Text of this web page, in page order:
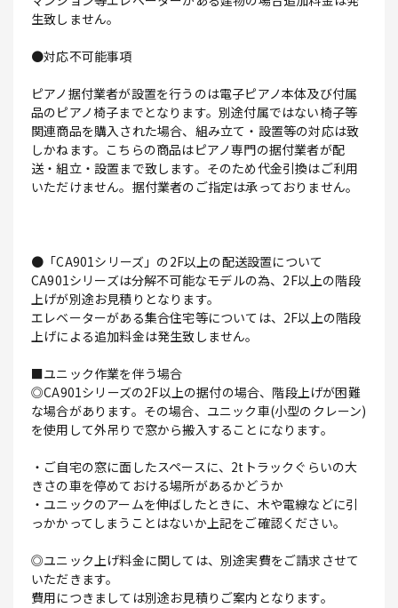
生致しません。
●対応不可能事項
ピアノ据付業者が設置を行うのは電子ピアノ本体及び付属
品のピアノ椅子までとなります。別途付属ではない椅子等
関連商品を購入された場合、組み立て・設置等の対応は致
しかねます。こちらの商品はピアノ専門の据付業者が配
送・組立・設置まで致します。そのため代金引換はご利用
いただけません。据付業者のご指定は承っておりません。
●「CA901シリーズ」の2F以上の配送設置について
CA901シリーズは分解不可能なモデルの為、2F以上の階段
上げが別途お見積りとなります。
エレベーターがある集合住宅等については、2F以上の階段
上げによる追加料金は発生致しません。
■ユニック作業を伴う場合
◎CA901シリーズの2F以上の据付の場合、階段上げが困難
な場合があります。その場合、ユニック車(小型のクレーン)
を使用して外吊りで窓から搬入することになります。
・ご自宅の窓に面したスペースに、2tトラックぐらいの大
きさの車を停めておける場所があるかどうか
・ユニックのアームを伸ばしたときに、木や電線などに引
っかかってしまうことはないか上記をご確認ください。
◎ユニック上げ料金に関しては、別途実費をご請求させて
いただきます。
費用につきましては別途お見積りご案内となります。